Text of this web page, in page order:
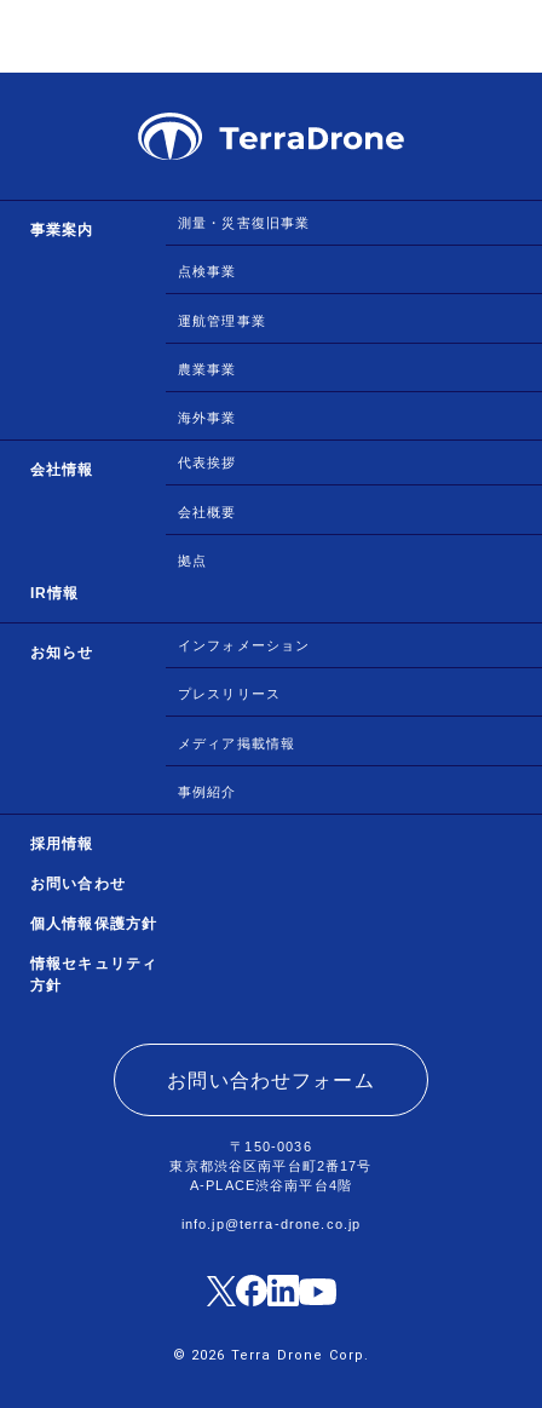
事業案内 測量・災害復旧事業
点検事業
運航管理事業
農業事業
海外事業
会社情報 代表挨拶
会社概要
拠点
IR情報
お知らせ インフォメーション
プレスリリース
メディア掲載情報
事例紹介
採用情報
お問い合わせ
個人情報保護方針
情報セキュリティ
方針
お問い合わせフォーム
〒150-0036
東京都渋谷区南平台町2番17号
A-PLACE渋谷南平台4階
info.jp@terra-drone.co.jp
© 2026 Terra Drone Corp.